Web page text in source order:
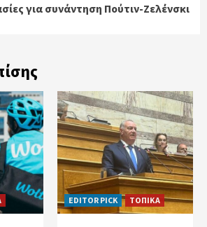
για συνάντηση Πούτιν-Ζελένσκι
EDITOR PICK ΤΟΠΙΚΑ